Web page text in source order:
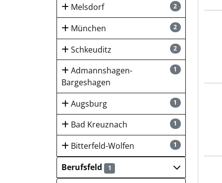
2
Melsdorf
2
München
2
Schkeuditz
1
Admannshagen-
Bargeshagen
1
Augsburg
1
Bad Kreuznach
1
Bitterfeld-Wolfen
Berufsfeld
1